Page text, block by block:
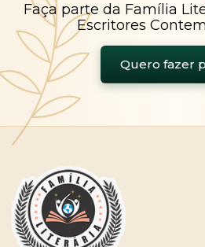
Faça parte da Família
Escritores
Quero fazer